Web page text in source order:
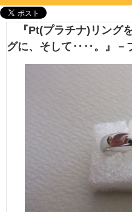
『Pt(プラチナ)リング
グに、そして‥‥。』－